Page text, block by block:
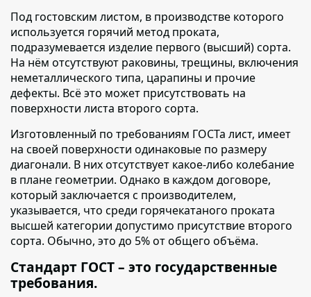
Под гостовским листом, в производстве которого
используется горячий метод проката,
подразумевается изделие первого (высший) сорта.
На нём отсутствуют раковины, трещины, включения
неметаллического типа, царапины и прочие
дефекты. Всё это может присутствовать на
поверхности листа второго сорта.
Изготовленный по требованиям ГОСТа лист, имеет
на своей поверхности одинаковые по размеру
диагонали. В них отсутствует какое-либо колебание
в плане геометрии. Однако в каждом договоре,
который заключается с производителем,
указывается, что среди горячекатаного проката
высшей категории допустимо присутствие второго
сорта. Обычно, это до 5% от общего объёма.
Стандарт ГОСТ – это государственные
требования.